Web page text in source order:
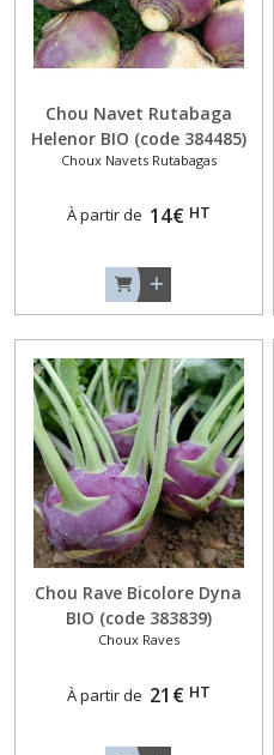
Chou Navet Rutabaga
Helenor BIO (code 384485)
Choux Navets Rutabagas
À partir de 14€ HT
Chou Rave Bicolore Dyna
BIO (code 383839)
Choux Raves
À partir de 21 € HT